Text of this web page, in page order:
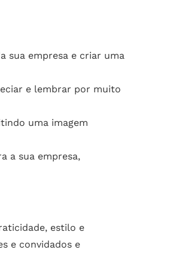
sua empresa e criar uma
e lembrar por muito
uma imagem
a sua empresa,
estilo e
e convidados e